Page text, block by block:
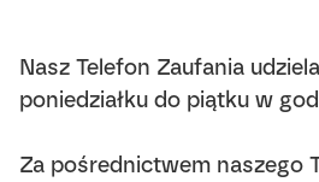
Nasz Telefon Zaufania
poniedziałku do piątku w
Za pośrednictwem naszego